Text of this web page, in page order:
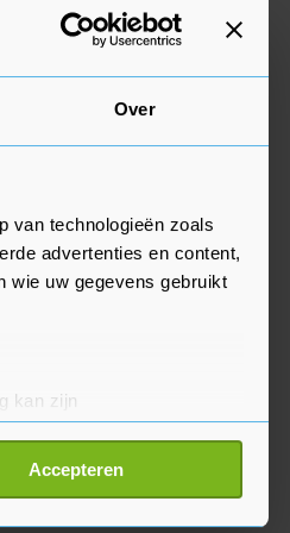
Over
van technologieën zoals
advertenties en content,
wie uw gegevens gebruikt
kan zijn
detailgedeelte
Accepteren